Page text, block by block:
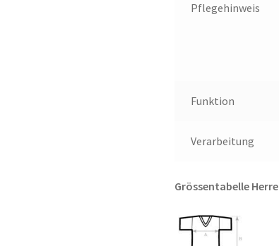
Pflegehinweis
Funktion
Verarbeitung
Grössentabelle